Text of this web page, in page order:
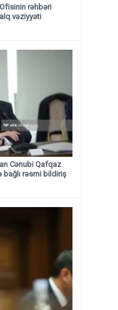
rəhbəri
vəziyyəti
Cənubi Qafqaz
bağlı rəsmi bildiriş